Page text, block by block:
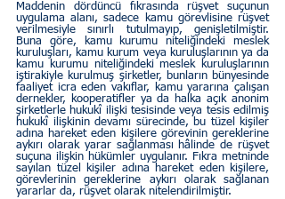
Maddenin dördüncü fıkrasında rüşvet suçunun
uygulama alanı, sadece kamu görevlisine rüşvet
verilmesiyle sınırlı tutulmayıp, genişletilmiştir.
Buna göre, kamu kurumu niteliğindeki meslek
kuruluşları, kamu kurum veya kuruluşlarının ya da
kamu kurumu niteliğindeki meslek kuruluşlarının
iştirakiyle kurulmuş şirketler, bunların bünyesinde
faaliyet icra eden vakıflar, kamu yararına çalışan
dernekler, kooperatifler ya da halka açık anonim
şirketlerle hukukî ilişki tesisinde veya tesis edilmiş
hukukî ilişkinin devamı sürecinde, bu tüzel kişiler
adına hareket eden kişilere görevinin gereklerine
aykırı olarak yarar sağlanması hâlinde de rüşvet
suçuna ilişkin hükümler uygulanır. Fıkra metninde
sayılan tüzel kişiler adına hareket eden kişilere,
görevlerinin gereklerine aykırı olarak sağlanan
yararlar da, rüşvet olarak nitelendirilmiştir.